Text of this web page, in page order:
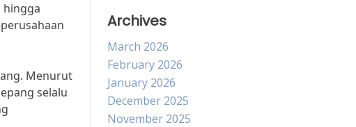
hingga
Menurut
selalu
Archives
March 2026
February 2026
January 2026
December 2025
November 2025